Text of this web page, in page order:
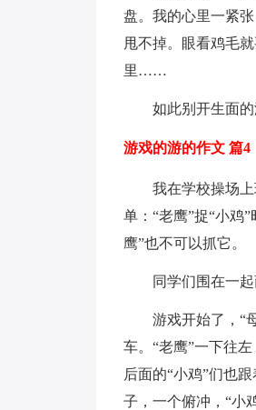
盘。我的心里一紧
甩不掉。眼看鸡毛
里……
如此别开生面的
游戏的游的作文 篇4
我在学校操场上玩
单：“老鹰”捉“小鸡”
鹰”也不可以抓它。
同学们围在一起
游戏开始了，“母
车。“老鹰”一下往
后面的“小鸡”们也
子，一个俯冲，“小